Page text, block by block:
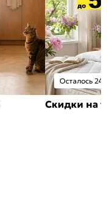
Осталось 24
Скидки на